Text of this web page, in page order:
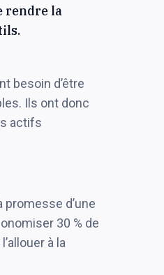
rendre la
besoin d’être
Ils ont donc
actifs
promesse d’une
30 % de
à la